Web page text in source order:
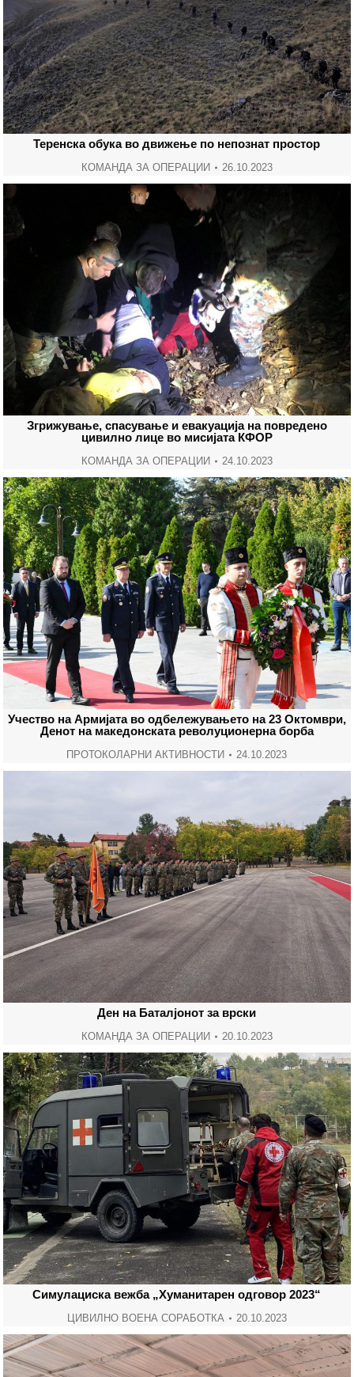
Теренска обука во движење по непознат простор
КОМАНДА ЗА ОПЕРАЦИИ 26.10.2023
Згрижување, спасување и евакуација на повредено
цивилно лице во мисијата КФОР
КОМАНДА ЗА ОПЕРАЦИИ 24.10.2023
Учество на Армијата во одбележувањето на 23 Октомври,
Денот на македонската револуционерна борба
ПРОТОКОЛАРНИ АКТИВНОСТИ 24.10.2023
Ден на Баталјонот за врски
КОМАНДА ЗА ОПЕРАЦИИ 20.10.2023
Симулациска вежба „Хуманитарен одговор 2023“
ЦИВИЛНО ВОЕНА СОРАБОТКА 20.10.2023